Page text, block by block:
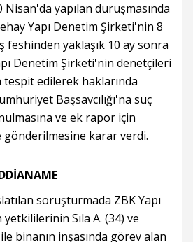
Nisan'da yapılan duruşmasında
Yapı Denetim Şirketi'nin 8
feshinden yaklaşık 10 ay sonra
Denetim Şirketi'nin denetçileri
edilerek haklarında
Başsavcılığı'na suç
ve ek rapor için
gönderilmesine karar verdi.
soruşturmada ZBK Yapı
Sıla A. (34) ve
binanın inşasında görev alan